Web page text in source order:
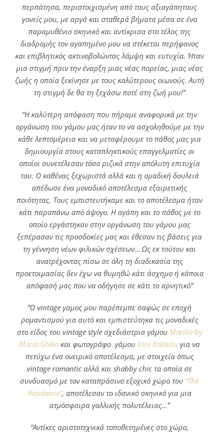
περπάτησα, περιστοιχισμένη από τους αξιαγάπητους
γονείς μου, με αργά και σταθερά βήματα μέσα σε ένα
παραμυθένιο σκηνικό και αντίκρισα στο τέλος της
διαδρομής τον αγαπημένο μου να στέκεται περήφανος
και επιβλητικός ακτινοβολώντας λάμψη και ευτυχία. Ήταν
μια στιγμή πριν την έναρξη μιας νέας πορείας, μιας νέας
ζωής η οποία ξεκίνησε με τους καλύτερους οιωνούς. Αυτή
τη στιγμή δε θα τη ξεχάσω ποτέ στη ζωή μου!”
“Η καλύτερη απόφαση που πήραμε αναφορικά με την
οργάνωση του γάμου μας ήταν το να ασχοληθούμε με την
κάθε λεπτομέρεια και να μεταφέρουμε το πάθος μας για
δημιουργία στους καταπληκτικούς επαγγελματίες οι
οποίοι συνετέλεσαν τόσο ριζικά στην απόλυτη επιτυχία
του. Ο καθένας ξεχωριστά αλλά και η ομαδική δουλειά
απέδωσε ένα μοναδικό αποτέλεσμα εξαιρετικής
ποιότητας. Τους εμπιστευτήκαμε και το αποτέλεσμα ήταν
κάτι παραπάνω από άψογο. Η αγάπη και το πάθος με το
οποίο εργάστηκαν στην οργάνωση του γάμου μας
ξεπέρασαν τις προσδοκίες μας και έθεσαν τις βάσεις για
τη γέννηση νέων φιλικών σχέσεων… Ως εκ τούτου και
ανατρέχοντας πίσω σε όλη τη διαδικασία της
προετοιμασίας δεν έχω να θυμηθώ κάτι άσχημο ή κάποια
απόφασή μας που να οδήγησε σε κάτι το αρνητικό”
“Ο vintage γαμος μου παρέπεμπε σαφώς σε εποχή
ρομαντισμού για αυτό και εμπιστεύτηκα τις μοναδικές
στο είδος του vintage style σχεδιάστρια γάμου Marilia by
Maria Ghika και φωτογράφο γάμου Irini Kolovou για να
πετύχω ένα ονειρικό αποτέλεσμα, με στοιχεία όπως
vintage romantic αλλά και shabby chic τα οποία σε
συνδυασμό με τον καταπράσινο εξοχικό χώρο του “The
Residence”, αποτέλεσαν το ιδανικό σκηνικό για μια
ατμόσφαιρα γαλλικής πολυτέλειας…”
“Αντίκες αριστοτεχνικά τοποθετημένες στο χώρο,